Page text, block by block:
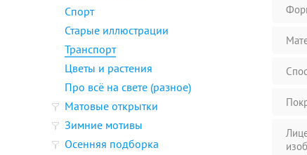
Спорт
Старые иллюстрации
Транспорт
Цветы и растения
Про всё на свете (разное)
Матовые открытки
Зимние мотивы
Осенняя подборка